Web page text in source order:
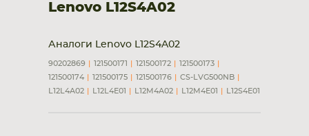
Lenovo L12S4A02
Аналоги Lenovo L12S4A02
90202869 121500171 121500172
121500173
121500174
121500175 121500176
CS-LVG500NB
L12L4A02
L12L4E01 L12M4A02 L12M4E01 L12S4E01